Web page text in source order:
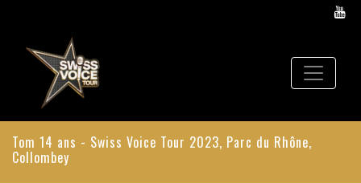
Tom 14 ans - Swiss Voice Tour 2023, Parc du Rhône,
Collombey